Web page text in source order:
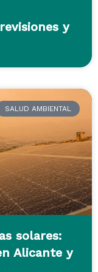
y
SALUD AMBIENTAL
solares:
Alicante y